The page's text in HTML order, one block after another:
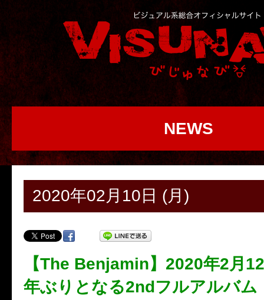
NEWS
2020年02月10日 (月)
【The Benjamin】2020年2月
年ぶりとなる2ndフルアルバム